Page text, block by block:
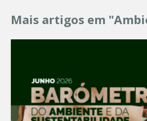
Mais artigos em